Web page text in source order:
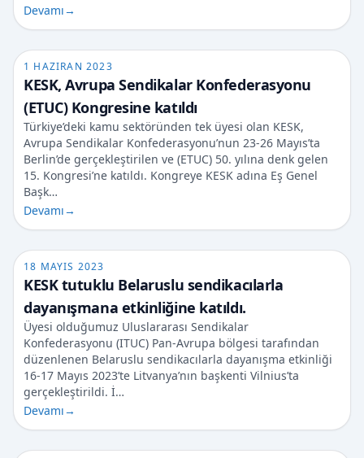
Devamı→
1 HAZIRAN 2023
KESK, Avrupa Sendikalar Konfederasyonu
(ETUC) Kongresine katıldı
Türkiye’deki kamu sektöründen tek üyesi olan KESK,
Avrupa Sendikalar Konfederasyonu’nun 23-26 Mayıs’ta
Berlin’de gerçekleştirilen ve (ETUC) 50. yılına denk gelen
15. Kongresi’ne katıldı. Kongreye KESK adına Eş Genel
Başk…
Devamı→
18 MAYIS 2023
KESK tutuklu Belaruslu sendikacılarla
dayanışmana etkinliğine katıldı.
Üyesi olduğumuz Uluslararası Sendikalar
Konfederasyonu (ITUC) Pan-Avrupa bölgesi tarafından
düzenlenen Belaruslu sendikacılarla dayanışma etkinliği
16-17 Mayıs 2023’te Litvanya’nın başkenti Vilnius’ta
gerçekleştirildi. İ…
Devamı→